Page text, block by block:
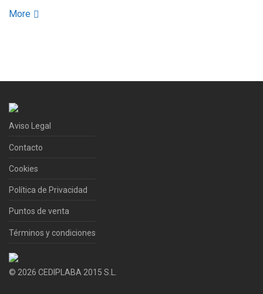
More
Aviso Legal
Contacto
Cookies
Política de Privacidad
Puntos de venta
Términos y condiciones
© 2026 CEDIPLABA 2015 S.L.